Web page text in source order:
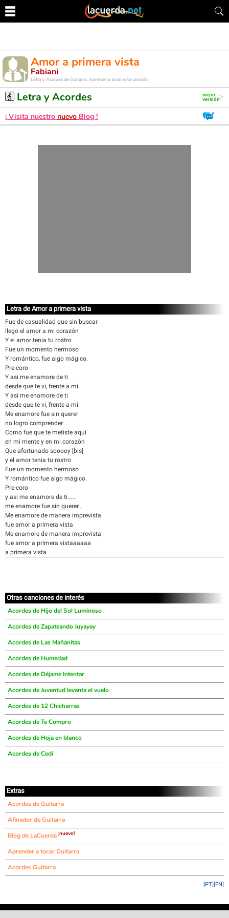
Amor a primera vista
Fabiani
Letra y Acordes de Guitarra. Aprende a tocar esta canción
Letra y Acordes
¡ Visita nuestro nuevo Blog !
Letra de Amor a primera vista
Fue de casualidad que sin buscar
llego el amor a mi corazón
Y el amor tenia tu rostro
Fue un momento hermoso
Y romántico, fue algo mágico.
Pre-coro
Y asi me enamore de ti
desde que te vi, frente a mi
Y asi me enamore de ti
desde que te vi, frente a mi
Me enamore fue sin querer
no logro comprender
Como fue que te metiste aqui
en mi mente y en mi corazón
Que afortunado sooooy [bis]
y el amor tenia tu rostro
Fue un momento hermoso
Y romántico fue algo mágico.
Pre-coro
y asi me enamore de ti.....
me enamore fue sin querer...
Me enamore de manera imprevista
fue amor a primera vista
Me enamore de manera imprevista
fue amor a primera vistaaaaaa
a primera vista
Otras canciones de interés
Acordes de Hijo del Sol Luminoso
Acordes de Zapateando Juyayay
Acordes de Las Mañanitas
Acordes de Humedad
Acordes de Déjame Intentar
Acordes de Juventud levanta el vuelo
Acordes de 12 Chicharras
Acordes de Te Compro
Acordes de Hoja en blanco
Acordes de Cedí
Extras
Acordes de Guitarra
Afinador de Guitarra
Blog de LaCuerda ¡nuevo!
Aprender a tocar Guitarra
Acordes Guitarra
[EN]
[PT]